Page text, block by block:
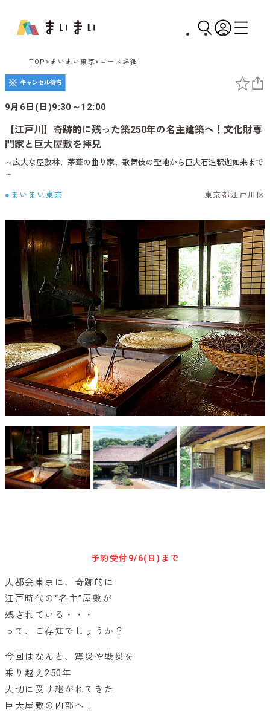
TOP まいまい東京 コース詳細
9月6日(日)9:30～12:00
【江戸川】奇跡的に残った築250年の名主建築へ！文化財専
門家と巨大屋敷を拝見
～広大な屋敷林、茅葺の曲り家、歌舞伎の聖地から巨大石造釈迦如来まで
～
●まいまい東京 東京都江戸川区
予約受付 9/6(日)まで
大都会東京に、奇跡的に
江戸時代の“名主”屋敷が
残されている・・・
って、ご存知でしょうか？
今回はなんと、震災や戦災を
乗り越え250年
大切に受け継がれてきた
巨大屋敷の内部へ！